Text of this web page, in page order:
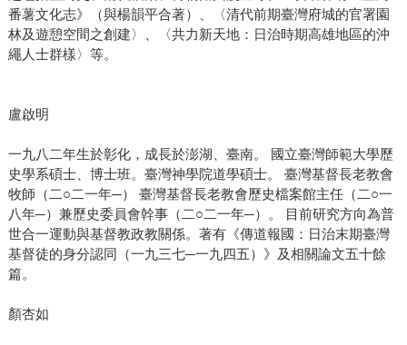
番薯文化志》（與楊韻平合著）、〈清代前期臺灣府城的官署園
林及遊憩空間之創建〉、〈共力新天地：日治時期高雄地區的沖
繩人士群樣〉等。
盧啟明
一九八二年生於彰化，成長於澎湖、臺南。 國立臺灣師範大學歷
史學系碩士、博士班。臺灣神學院道學碩士。 臺灣基督長老教會
牧師（二○二一年─） 臺灣基督長老教會歷史檔案館主任（二○一
八年─）兼歷史委員會幹事（二○二一年─）。 目前研究方向為普
世合一運動與基督教政教關係。著有《傳道報國：日治末期臺灣
基督徒的身分認同（一九三七─一九四五）》及相關論文五十餘
篇。
顏杏如